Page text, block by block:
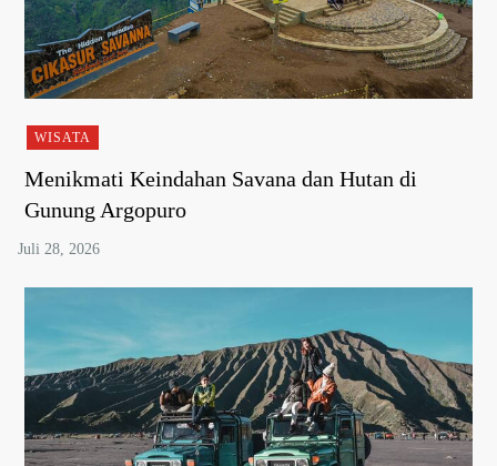
WISATA
Menikmati Keindahan Savana dan Hutan di
Gunung Argopuro